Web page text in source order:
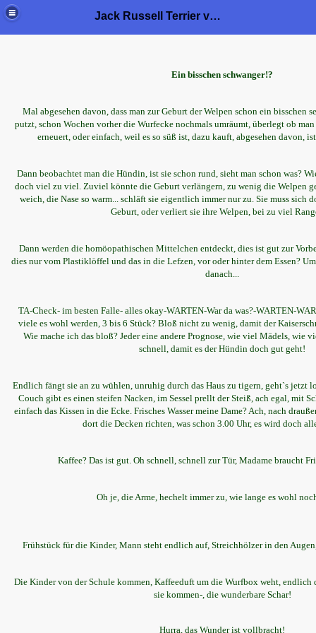
Jack Russell Terrier von der Bramau
Ein bisschen schwanger!?
Mal abgesehen davon, dass man zur Geburt der Welpen schon ein bisschen
putzt, schon Wochen vorher die Wurfecke nochmals umräumt, überlegt ob
erneuert, oder einfach, weil es so süß ist, dazu kauft, abgesehen davon,
Dann beobachtet man die Hündin, ist sie schon rund, sieht man schon was?
doch viel zu viel. Zuviel könnte die Geburt verlängern, zu wenig die Welpen
weich, die Nase so warm... schläft sie eigentlich immer nur zu. Sie muss sich
Geburt, oder verliert sie ihre Welpen, bei zu viel
Dann werden die homöopathischen Mittelchen entdeckt, dies ist gut zur
dies nur vom Plastiklöffel und das in die Lefzen, vor oder hinter dem Essen?
danach...
TA-Check- im besten Falle- alles okay-WARTEN-War da was?-WARTEN-
viele es wohl werden, 3 bis 6 Stück? Bloß nicht zu wenig, damit der
Wie mache ich das bloß? Jeder eine andere Prognose, wie viel Mädels, wie
schnell, damit es der Hündin doch gut geht!
Endlich fängt sie an zu wühlen, unruhig durch das Haus zu tigern, geht`s jetzt
Couch gibt es einen steifen Nacken, im Sessel prellt der Steiß, ach egal, mit
einfach das Kissen in die Ecke. Frisches Wasser meine Dame? Ach, nach
dort die Decken richten, was schon 3.00 Uhr, es wird doch
Kaffee? Das ist gut. Oh schnell, schnell zur Tür, Madame braucht
Oh je, die Arme, hechelt immer zu, wie lange es wohl
Frühstück für die Kinder, Mann steht endlich auf, Streichhölzer in den
Die Kinder von der Schule kommen, Kaffeeduft um die Wurfbox weht, endlich
sie kommen-, die wunderbare Schar!
Hurra, das Wunder ist vollbracht!